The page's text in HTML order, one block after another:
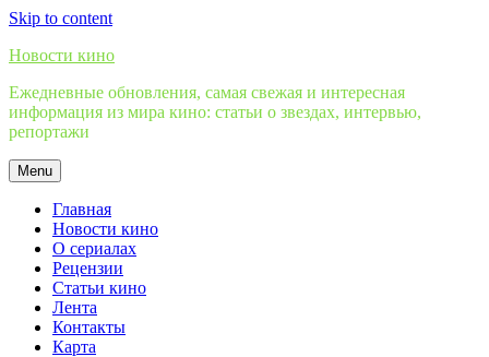
Skip to content
Новости кино
Ежедневные обновления, самая свежая и интересная
информация из мира кино: статьи о звездах, интервью,
репортажи
Menu
Главная
Новости кино
О сериалах
Рецензии
Статьи кино
Лента
Контакты
Карта